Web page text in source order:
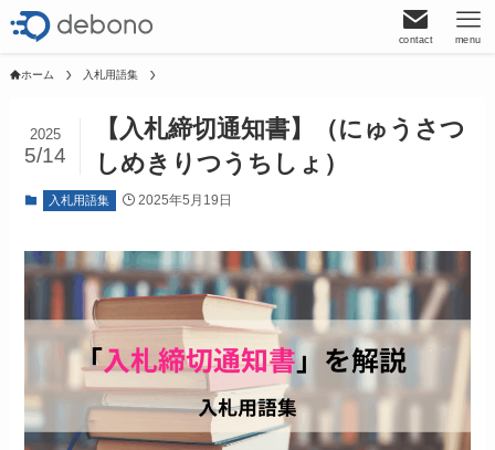
contact menu
ホーム 入札用語集
【入札締切通知書】（にゅうさつ
しめきりつうちしょ）
2025
5/14
入札用語集 2025年5月19日